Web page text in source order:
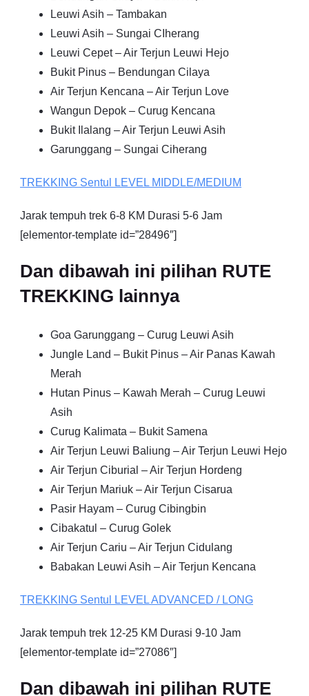
Leuwi Asih – Tambakan
Leuwi Asih – Sungai CIherang
Leuwi Cepet – Air Terjun Leuwi Hejo
Bukit Pinus – Bendungan Cilaya
Air Terjun Kencana – Air Terjun Love
Wangun Depok – Curug Kencana
Bukit Ilalang – Air Terjun Leuwi Asih
Garunggang – Sungai Ciherang
TREKKING Sentul LEVEL MIDDLE/MEDIUM
Jarak tempuh trek 6-8 KM Durasi 5-6 Jam
[elementor-template id=”28496″]
Dan dibawah ini pilihan RUTE
TREKKING lainnya
Goa Garunggang – Curug Leuwi Asih
Jungle Land – Bukit Pinus – Air Panas Kawah
Merah
Hutan Pinus – Kawah Merah – Curug Leuwi
Asih
Curug Kalimata – Bukit Samena
Air Terjun Leuwi Baliung – Air Terjun Leuwi Hejo
Air Terjun Ciburial – Air Terjun Hordeng
Air Terjun Mariuk – Air Terjun Cisarua
Pasir Hayam – Curug Cibingbin
Cibakatul – Curug Golek
Air Terjun Cariu – Air Terjun Cidulang
Babakan Leuwi Asih – Air Terjun Kencana
TREKKING Sentul LEVEL ADVANCED / LONG
Jarak tempuh trek 12-25 KM Durasi 9-10 Jam
[elementor-template id=”27086″]
Dan dibawah ini pilihan RUTE